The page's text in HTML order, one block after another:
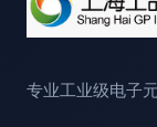
专业工业级电子